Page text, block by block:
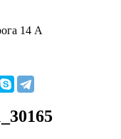
14 А